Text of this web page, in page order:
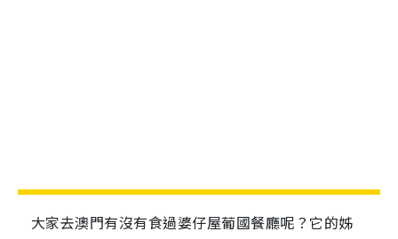
大家去澳門有沒有食過婆仔屋葡國餐廳呢？它的姊